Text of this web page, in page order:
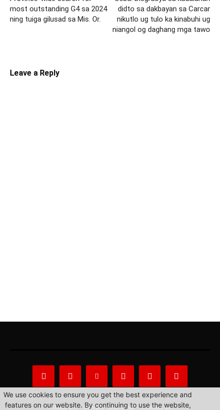
most outstanding G4 sa 2024
ning tuiga gilusad sa Mis. Or.
didto sa dakbayan sa Carcar
nikutlo ug tulo ka kinabuhi ug
niangol og daghang mga tawo
Leave a Reply
About Us Privacy Statement Contact us
We use cookies to ensure you get the best experience and
features on our website. By continuing to use the website,